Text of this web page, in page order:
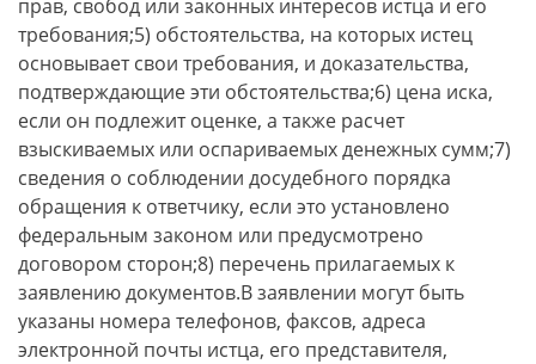
прав, свобод или законных интересов истца и его
требования;5) обстоятельства, на которых истец
основывает свои требования, и доказательства,
подтверждающие эти обстоятельства;6) цена иска,
если он подлежит оценке, а также расчет
взыскиваемых или оспариваемых денежных сумм;7)
сведения о соблюдении досудебного порядка
обращения к ответчику, если это установлено
федеральным законом или предусмотрено
договором сторон;8) перечень прилагаемых к
заявлению документов.В заявлении могут быть
указаны номера телефонов, факсов, адреса
электронной почты истца, его представителя,